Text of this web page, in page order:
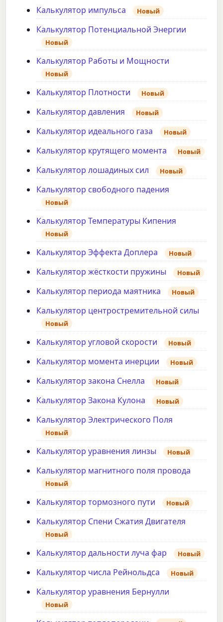
Калькулятор импульса Новый
Калькулятор Потенциальной Энергии
Новый
Калькулятор Работы и Мощности
Новый
Калькулятор Плотности Новый
Калькулятор давления Новый
Калькулятор идеального газа Новый
Калькулятор крутящего момента Новый
Калькулятор лошадиных сил Новый
Калькулятор свободного падения
Новый
Калькулятор Температуры Кипения
Новый
Калькулятор Эффекта Доплера Новый
Калькулятор жёсткости пружины Новый
Калькулятор периода маятника Новый
Калькулятор центростремительной силы
Новый
Калькулятор угловой скорости Новый
Калькулятор момента инерции Новый
Калькулятор закона Снелла Новый
Калькулятор Закона Кулона Новый
Калькулятор Электрического Поля
Новый
Калькулятор уравнения линзы Новый
Калькулятор магнитного поля провода
Новый
Калькулятор тормозного пути Новый
Калькулятор Спени Сжатия Двигателя
Новый
Калькулятор дальности луча фар Новый
Калькулятор числа Рейнольдса Новый
Калькулятор уравнения Бернулли
Новый